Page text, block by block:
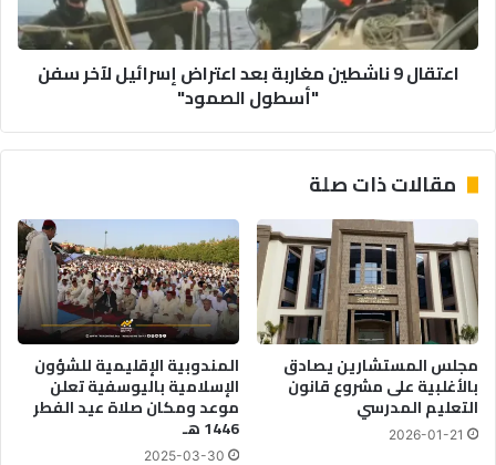
ع
ه
أ
و
ل
ا
ي
ا
ل
ح
س
ن
ن
ا
ر
ب
ة
ب
ع
د
ا
ع
ر
اعتقال 9 ناشطين مغاربة بعد اعتراض إسرائيل لآخر سفن
"أسطول الصمود"
مقالات ذات صلة
مجلس المستشارين يصادق
بالأغلبية على مشروع قانون
التعليم المدرسي
2026-01-21
المندوبية الإقليمية للشؤون
الإسلامية باليوسفية تعلن
موعد ومكان صلاة عيد الفطر
1446 هـ
2025-03-30